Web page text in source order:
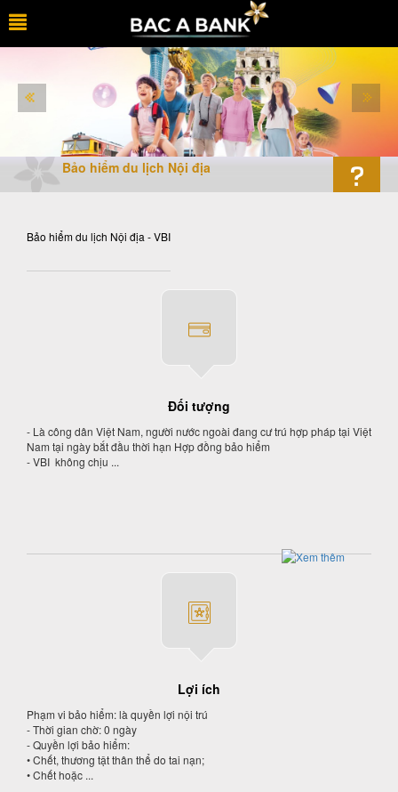
Bảo hiểm du lịch Nội địa
Bảo hiểm du lịch Nội địa - VBI
Đối tượng
- Là công dân Việt Nam, người nước ngoài đang cư trú hợp pháp tại Việt
Nam tại ngày bắt đầu thời hạn Hợp đồng bảo hiểm
- VBI không chịu ...
Lợi ích
Phạm vi bảo hiểm: là quyền lợi nội trú
- Thời gian chờ: 0 ngày
- Quyền lợi bảo hiểm:
• Chết, thương tật thân thể do tai nạn;
• Chết hoặc ...